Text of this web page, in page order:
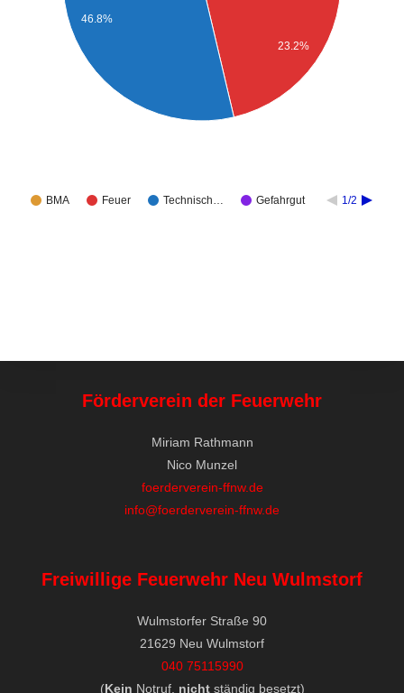
BMA Feuer Technisch… Gefahrgut 1/2
23.2%
46.8%
Förderverein der Feuerwehr
Miriam Rathmann
Nico Munzel
foerderverein-ffnw.de
info@foerderverein-ffnw.de
Freiwillige Feuerwehr Neu Wulmstorf
Wulmstorfer Straße 90
21629 Neu Wulmstorf
040 75115990
(Kein Notruf, nicht ständig besetzt)